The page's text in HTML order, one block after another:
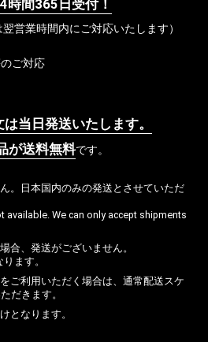
時間365日受付！
営業時間内にご対応いたします）
ご対応
当日発送いたします。
が送料無料です。
。日本国内のみの発送とさせていただ
available. We can only accept shipments
合、発送がございません。
ます。
ご利用いただく場合は、通常配送スケ
だきます。
となります。